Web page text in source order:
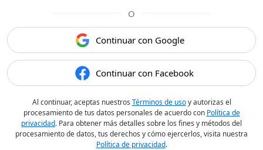
O
Continuar con Google
Continuar con Facebook
Al continuar, aceptas nuestros Términos de usoy autorizas el
procesamiento de tus datos personales de acuerdo con Política de
privacidad. Para obtener más detalles sobre los fines y métodos del
procesamiento de datos, tus derechos y cómo ejercerlos, visita nuestra
Política de privacidad.